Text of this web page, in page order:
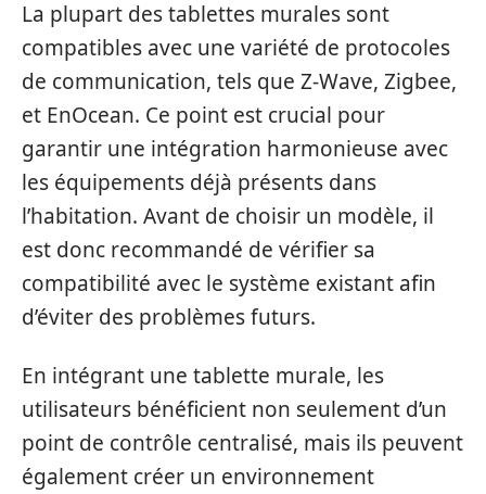
La plupart des tablettes murales sont
compatibles avec une variété de protocoles
de communication, tels que Z-Wave, Zigbee,
et EnOcean. Ce point est crucial pour
garantir une intégration harmonieuse avec
les équipements déjà présents dans
l’habitation. Avant de choisir un modèle, il
est donc recommandé de vérifier sa
compatibilité avec le système existant afin
d’éviter des problèmes futurs.
En intégrant une tablette murale, les
utilisateurs bénéficient non seulement d’un
point de contrôle centralisé, mais ils peuvent
également créer un environnement